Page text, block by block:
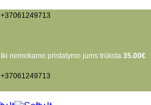
+37061249713
Iki nemokamo pristatymo jums trūksta 35.00€
+37061249713